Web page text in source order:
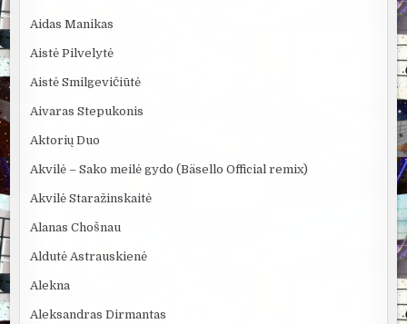
Aidas Manikas
Aistė Pilvelytė
Aistė Smilgevičiūtė
Aivaras Stepukonis
Aktorių Duo
Akvilė – Sako meilė gydo (Bäsello Official remix)
Akvilė Staražinskaitė
Alanas Chošnau
Aldutė Astrauskienė
Alekna
Aleksandras Dirmantas